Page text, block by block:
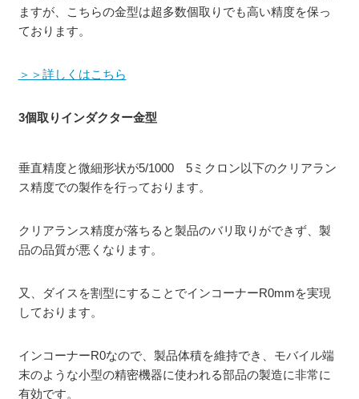
ますが、こちらの金型は超多数個取りでも高い精度を保っ
ております。
＞＞詳しくはこちら
3個取りインダクター金型
垂直精度と微細形状が5/1000 5ミクロン以下のクリアラン
ス精度での製作を行っております。
クリアランス精度が落ちると製品のバリ取りができず、製
品の品質が悪くなります。
又、ダイスを割型にすることでインコーナーR0mmを実現
しております。
インコーナーR0なので、製品体積を維持でき、モバイル端
末のような小型の精密機器に使われる部品の製造に非常に
有効です。